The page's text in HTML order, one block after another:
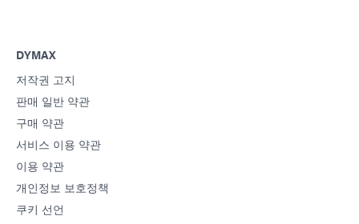
DYMAX
저작권 고지
판매 일반 약관
구매 약관
서비스 이용 약관
이용 약관
개인정보 보호정책
쿠키 선언